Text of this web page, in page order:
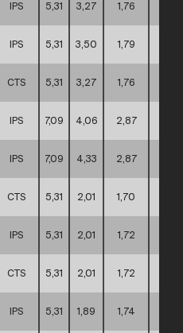
IPS 5,31 3,27 1,76
IPS 5,31 3,50 1,79
CTS 5,31 3,27 1,76
IPS 7,09 4,06 2,87
IPS 7,09 4,33 2,87
CTS 5,31 2,01 1,70
IPS 5,31 2,01 1,72
CTS 5,31 2,01 1,72
IPS 5,31 1,89 1,74